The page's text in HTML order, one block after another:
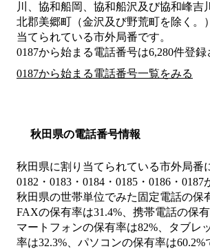
川、協和船岡、協和船沢及び協和峰吉
北郡美郷町（金沢及び野荒町を除く。
当てられている市外局番です。
0187から始まる電話番号は6,280件登録
0187から始まる電話番号一覧をみる
秋田県の電話番号情報
秋田県に割り当てられている市外局番
0182・0183・0184・0185・0186・0187
秋田県の世帯単位でみた固定電話の保
FAXの保有率は31.4%、携帯電話の保
マートフォンの保有率は82%、タブレ
率は32.3%、パソコンの保有率は60.2%